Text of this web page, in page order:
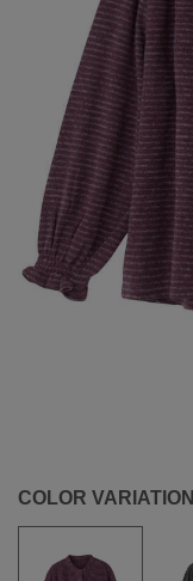
COLOR VARIATION